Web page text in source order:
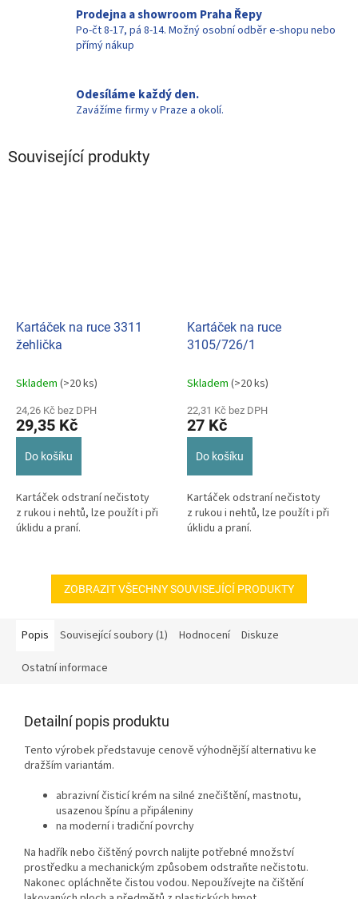
Prodejna a showroom Praha Řepy
Po-čt 8-17, pá 8-14. Možný osobní odběr e-shopu nebo
přímý nákup
Odesíláme každý den.
Zavážíme firmy v Praze a okolí.
Související produkty
Kartáček na ruce 3311
žehlička
Skladem (>20 ks)
24,26 Kč bez DPH
29,35 Kč
Do košíku
Kartáček odstraní nečistoty
z rukou i nehtů, lze použít i při
úklidu a praní.
Kartáček na ruce
3105/726/1
Skladem (>20 ks)
22,31 Kč bez DPH
27 Kč
Do košíku
Kartáček odstraní nečistoty
z rukou i nehtů, lze použít i při
úklidu a praní.
ZOBRAZIT VŠECHNY SOUVISEJÍCÍ PRODUKTY
Popis Související soubory (1) Hodnocení Diskuze
Ostatní informace
Detailní popis produktu
Tento výrobek představuje cenově výhodnější alternativu ke
dražším variantám.
abrazivní čisticí krém na silné znečištění, mastnotu,
usazenou špínu a připáleniny
na moderní i tradiční povrchy
Na hadřík nebo čištěný povrch nalijte potřebné množství
prostředku a mechanickým způsobem odstraňte nečistotu.
Nakonec opláchněte čistou vodou. Nepoužívejte na čištění